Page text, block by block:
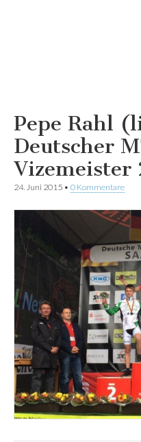
Pepe Rahl
Deutscher
Vizemeister
24. Juni 2015 • 0 Kommentare